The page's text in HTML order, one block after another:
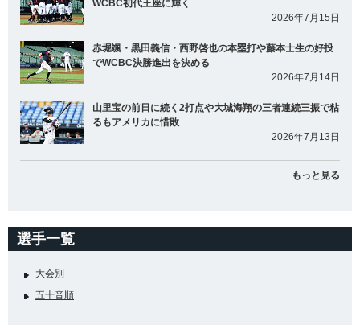
WCBC初代王座に輝く
2026年7月15日
赤堀颯・黒田義信・西野啓也の本塁打や藤本士生の好投
でWCBC決勝進出を決める
2026年7月14日
山里宝の前日に続く2打点や大城海翔の三者連続三振で粘
るもアメリカに惜敗
2026年7月13日
もっと見る
選手一覧
大会別
五十音順